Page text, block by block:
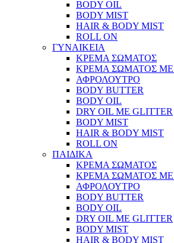
BODY OIL
BODY MIST
HAIR & BODY MIST
ROLL ON
ΓΥΝΑΙΚΕΙΑ
ΚΡΕΜΑ ΣΩΜΑΤΟΣ
ΚΡΕΜΑ ΣΩΜΑΤΟΣ ΜΕ
ΑΦΡΟΛΟΥΤΡΟ
BODY BUTTER
BODY OIL
DRY OIL ΜΕ GLITTER
BODY MIST
HAIR & BODY MIST
ROLL ON
ΠΑΙΔΙΚΑ
ΚΡΕΜΑ ΣΩΜΑΤΟΣ
ΚΡΕΜΑ ΣΩΜΑΤΟΣ ΜΕ
ΑΦΡΟΛΟΥΤΡΟ
BODY BUTTER
BODY OIL
DRY OIL ΜΕ GLITTER
BODY MIST
HAIR & BODY MIST